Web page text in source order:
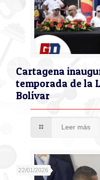
Cartagena
temporada de la
Bolívar
Leer más
22/01/2026